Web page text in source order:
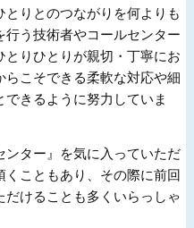
りとのつながりを何よりも
う技術者やコールセンター
りひとりが親切・丁寧にお
こそできる柔軟な対応や細
きるように努力していま
ター』を気に入っていただ
こともあり、その際に前回
けることも多くいらっしゃ